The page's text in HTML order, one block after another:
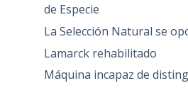
de Especie
La Selección Natural se
Lamarck rehabilitado
Máquina incapaz de